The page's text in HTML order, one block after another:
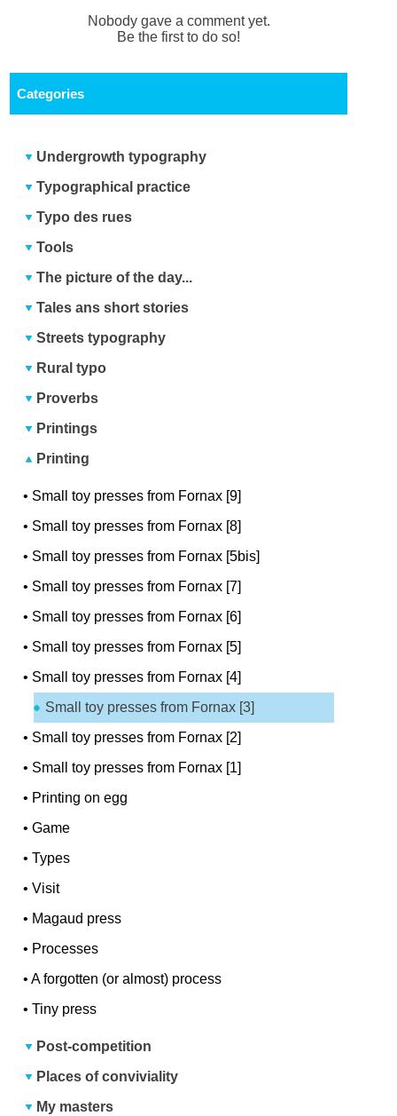
Nobody gave a comment yet.
Be the first to do so!
Categories
Undergrowth typography
Typographical practice
Typo des rues
Tools
The picture of the day...
Tales ans short stories
Streets typography
Rural typo
Proverbs
Printings
Printing
• Small toy presses from Fornax [9]
• Small toy presses from Fornax [8]
• Small toy presses from Fornax [5bis]
• Small toy presses from Fornax [7]
• Small toy presses from Fornax [6]
• Small toy presses from Fornax [5]
• Small toy presses from Fornax [4]
Small toy presses from Fornax [3]
• Small toy presses from Fornax [2]
• Small toy presses from Fornax [1]
• Printing on egg
•Game
•Types
•Visit
• Magaud press
• Processes
•A forgotten (or almost) process
•Tiny press
Post-competition
Places of conviviality
My masters